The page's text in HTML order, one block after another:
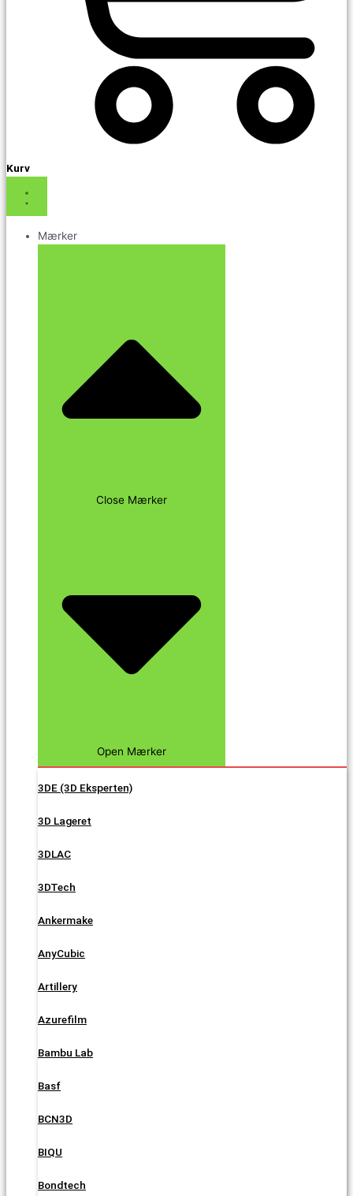
Kurv
Mærker
Close Mærker
Open Mærker
3DE (3D Eksperten)
3D Lageret
3DLAC
3DTech
Ankermake
AnyCubic
Artillery
Azurefilm
Bambu Lab
Basf
BCN3D
BIQU
Bondtech